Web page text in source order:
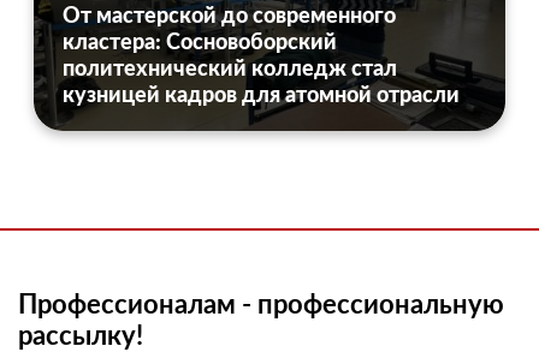
От мастерской до современного
кластера: Сосновоборский
политехнический колледж стал
кузницей кадров для атомной отрасли
Профессионалам - профессиональную
рассылку!